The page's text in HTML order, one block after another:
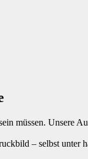
müssen. Unsere
– selbst unter